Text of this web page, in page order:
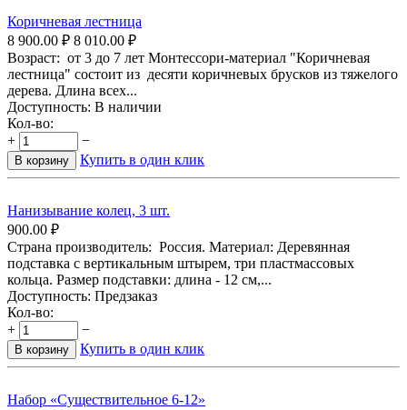
Коричневая лестница
8 900.00 ₽ 8 010.00 ₽
Возраст: от 3 до 7 лет Монтессори-материал "Коричневая
лестница" состоит из десяти коричневых брусков из тяжелого
дерева. Длина всех...
Доступность: В наличии
Кол-во:
+
−
В корзину Купить в один клик
Нанизывание колец, 3 шт.
900.00 ₽
Страна производитель: Россия. Материал: Деревянная
подставка с вертикальным штырем, три пластмассовых
кольца. Размер подставки: длина - 12 см,...
Доступность: Предзаказ
Кол-во:
+
−
В корзину Купить в один клик
Набор «Существительное 6-12»